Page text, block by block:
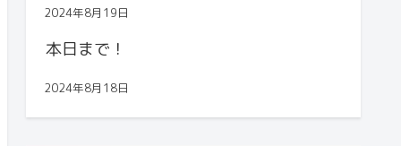
2024年8月19日
本日まで！
2024年8月18日